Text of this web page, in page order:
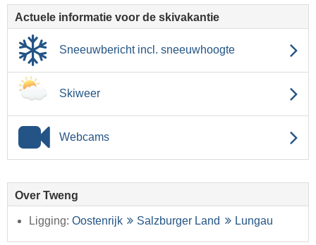
Actuele informatie voor de skivakantie
Sneeuwbericht incl. sneeuwhoogte
Skiweer
Webcams
Over Tweng
Ligging: Oostenrijk Salzburger Land Lungau